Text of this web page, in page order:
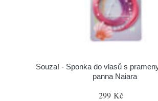
Souza! - Sponka do vlasů s
panna Naiara
299 Kč